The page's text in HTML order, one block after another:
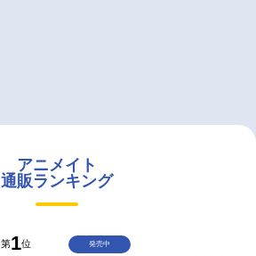
アニメイト
通販ランキング
第1位 発売中